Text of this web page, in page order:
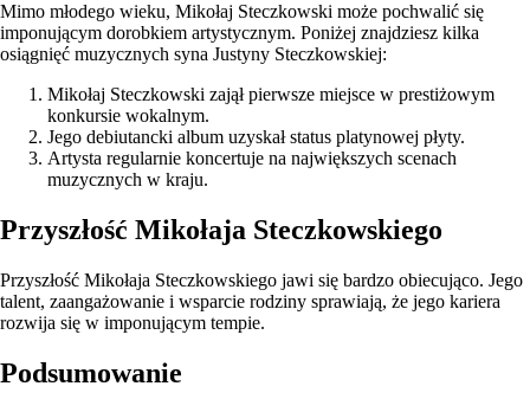
Mimo młodego wieku, Mikołaj Steczkowski może pochwalić się
imponującym dorobkiem artystycznym. Poniżej znajdziesz kilka
osiągnięć muzycznych syna Justyny Steczkowskiej:
Mikołaj Steczkowski zajął pierwsze miejsce w prestiżowym
konkursie wokalnym.
Jego debiutancki album uzyskał status platynowej płyty.
Artysta regularnie koncertuje na największych scenach
muzycznych w kraju.
Przyszłość Mikołaja Steczkowskiego
Przyszłość Mikołaja Steczkowskiego jawi się bardzo obiecująco. Jego
talent, zaangażowanie i wsparcie rodziny sprawiają, że jego kariera
rozwija się w imponującym tempie.
Podsumowanie